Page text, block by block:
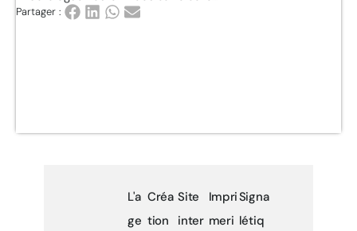
Partager :
L'a
ge
Créa
tion
Site
inter
Impri
meri
Signa
létiq